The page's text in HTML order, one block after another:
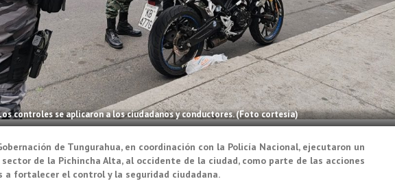
controles se aplicaron a los ciudadanos y conductores. (Foto cortesía)
de Tungurahua, en coordinación con la Policía Nacional, ejecutaron un
sector de la Pichincha Alta, al occidente de la ciudad, como parte de las acciones
a fortalecer el control y la seguridad ciudadana.